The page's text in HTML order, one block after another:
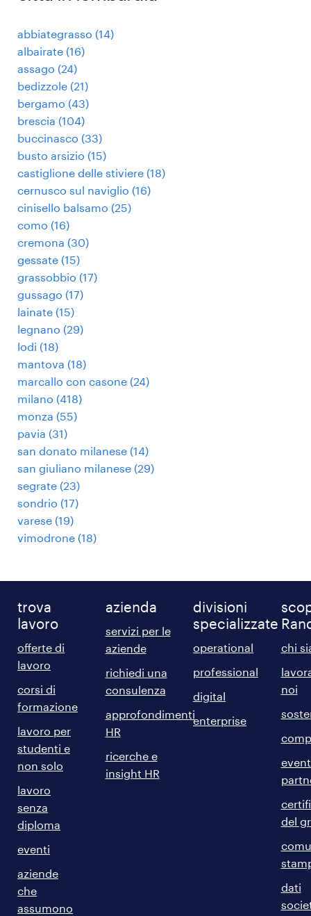
abbiategrasso (14)
albairate (16)
assago (24)
bedizzole (21)
bergamo (43)
brescia (104)
buccinasco (33)
busto arsizio (15)
castiglione delle stiviere (18)
cernusco sul naviglio (16)
cinisello balsamo (25)
como (16)
cremona (30)
gessate (15)
grassobbio (17)
gussago (17)
lainate (15)
legnano (29)
lodi (18)
mantova (18)
marcallo con casone (24)
milano (418)
monza (55)
pavia (31)
san donato milanese (14)
san giuliano milanese (29)
segrate (23)
sondrio (17)
varese (19)
vimodrone (18)
trova
lavoro
offerte di
lavoro
corsi di
formazione
lavoro per
studenti e
non solo
lavoro
senza
diploma
eventi
aziende
che
assumono
azienda
servizi per le
aziende
richiedi una
consulenza
approfondimenti
HR
ricerche e
insight HR
divisioni
specializzate
operational
professional
digital
enterprise
chi
noi
del
dati